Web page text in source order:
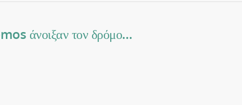
άνοιξαν τον δρόμο…